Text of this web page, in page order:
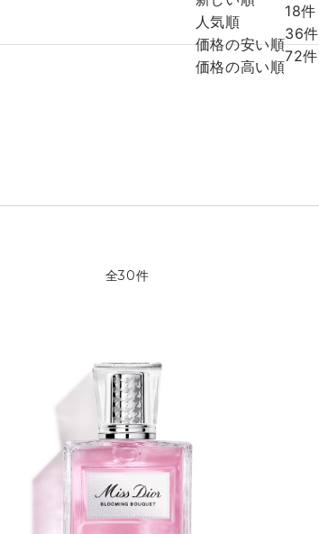
人気順
価格の安い順
価格の高い順
18件
36件
72件
全30件